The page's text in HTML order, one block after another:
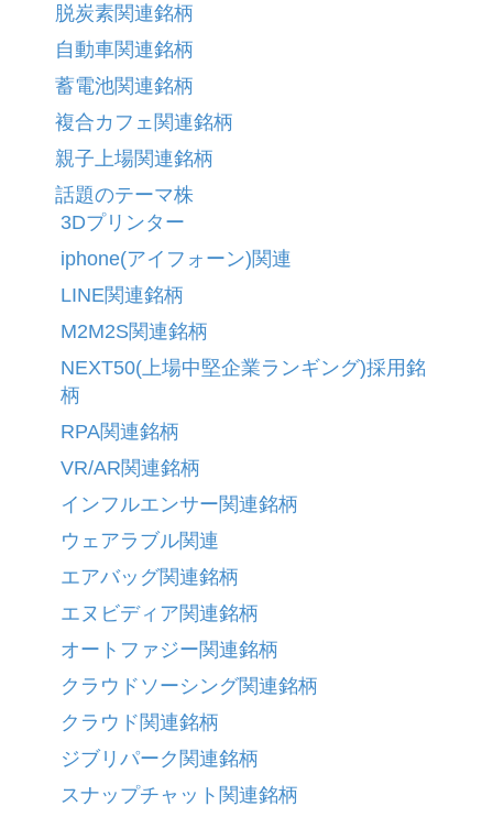
脱炭素関連銘柄
自動車関連銘柄
蓄電池関連銘柄
複合カフェ関連銘柄
親子上場関連銘柄
話題のテーマ株
3Dプリンター
iphone(アイフォーン)関連
LINE関連銘柄
M2M2S関連銘柄
NEXT50(上場中堅企業ランギング)採用銘
柄
RPA関連銘柄
VR/AR関連銘柄
インフルエンサー関連銘柄
ウェアラブル関連
エアバッグ関連銘柄
エヌビディア関連銘柄
オートファジー関連銘柄
クラウドソーシング関連銘柄
クラウド関連銘柄
ジブリパーク関連銘柄
スナップチャット関連銘柄